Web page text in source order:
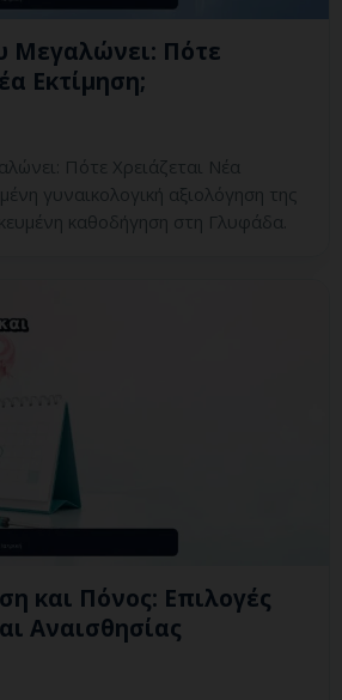
Μεγαλώνει: Πότε
Εκτίμηση;
Πότε Χρειάζεται Νέα
γυναικολογική αξιολόγηση της
καθοδήγηση στη Γλυφάδα.
και Πόνος: Επιλογές
Αναισθησίας